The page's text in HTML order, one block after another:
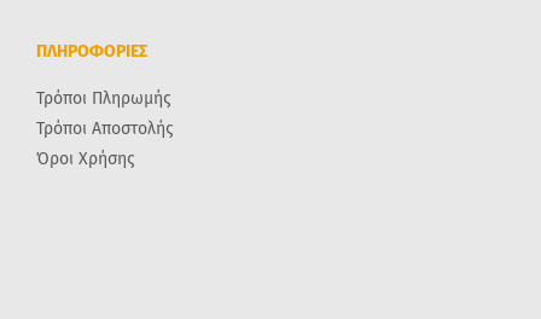
ΠΛΗΡΟΦΟΡΙΕΣ
Τρόποι Πληρωμής
Τρόποι Αποστολής
Όροι Χρήσης